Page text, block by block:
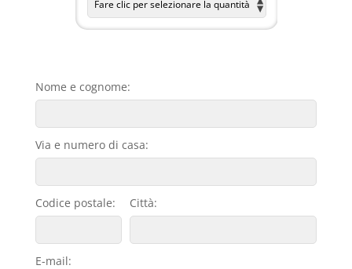
Nome e cognome:
Via e numero di casa:
Codice postale: Città:
E-mail: